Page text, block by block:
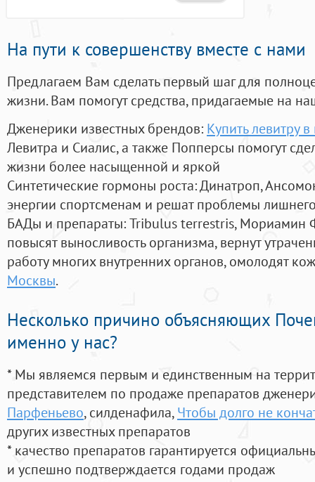
На пути к совершенству вместе с нами
Предлагаем Вам сделать первый шаг для
жизни. Вам помогут средства, придагаемые на
Дженерики известных брендов: Купить левитру
Левитра и Сиалис, а также Попперсы помогут
жизни более насыщенной и яркой
Синтетические гормоны роста: Динатроп,
энергии спортсменам и решат проблемы
БАДы и препараты:Tribulus terrestris, Мориамин
повысят выносливость организма, вернут
работу многих внутренних органов, омолодят
Москвы.
Несколько причино объясняющих
именно у нас?
* Мы являемся первым и единственным на
представителем по продаже препаратов
Парфеньево, силденафила, Чтобы долго не
других известных препаратов
* качество препаратов гарантируется
и успешно подтверждается годами продаж